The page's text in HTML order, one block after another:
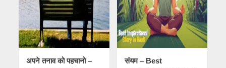
अपने तनाव को पहचानो –
संयम – Best